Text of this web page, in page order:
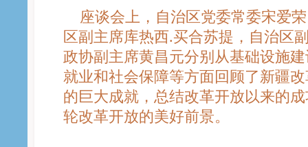
座谈会上，自治区党委常委宋爱
区副主席库热西.买合苏提，自治区
政协副主席黄昌元分别从基础设施
就业和社会保障等方面回顾了新疆
的巨大成就，总结改革开放以来的
轮改革开放的美好前景。